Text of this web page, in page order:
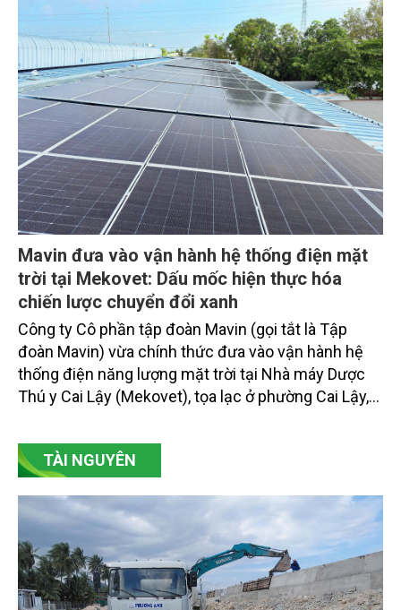
Mavin đưa vào vận hành hệ thống điện mặt
trời tại Mekovet: Dấu mốc hiện thực hóa
chiến lược chuyển đổi xanh
Công ty Cô phần tập đoàn Mavin (gọi tắt là Tập
đoàn Mavin) vừa chính thức đưa vào vận hành hệ
thống điện năng lượng mặt trời tại Nhà máy Dược
Thú y Cai Lậy (Mekovet), tọa lạc ở phường Cai Lậy,
TÀI NGUYÊN